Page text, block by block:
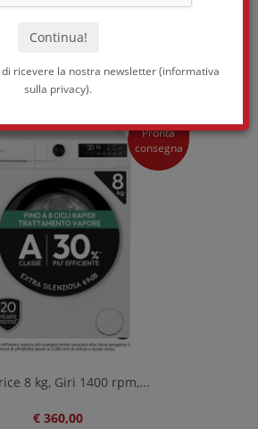
ricevere la nostra newsletter (informativa
sulla privacy).
Pronta
consegna
8 kg, Giri 1400 rpm,...
€ 360,00